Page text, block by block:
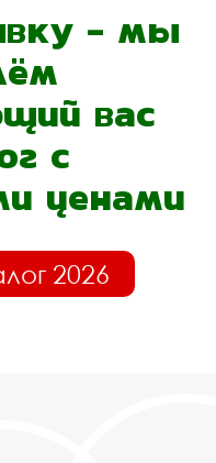
- мы
вас
с
ценами
2026